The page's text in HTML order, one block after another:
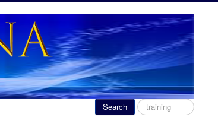
Search
Search
...